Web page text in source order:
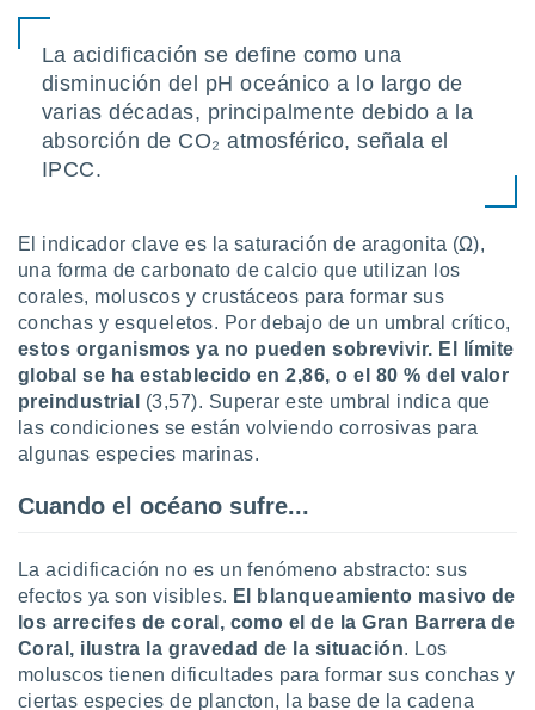
mediante
publicidad
1199
La acidificación se define como una
disminución del pH oceánico a lo largo de
varias décadas, principalmente debido a la
absorción de CO₂ atmosférico, señala el
IPCC.
El indicador clave es la saturación de aragonita (Ω),
una forma de carbonato de calcio que utilizan los
corales, moluscos y crustáceos para formar sus
conchas y esqueletos. Por debajo de un umbral crítico,
estos organismos ya no pueden sobrevivir. El límite
global se ha establecido en 2,86, o el 80 % del valor
preindustrial
(3,57). Superar este umbral indica que
las condiciones se están volviendo corrosivas para
algunas especies marinas.
Cuando el océano sufre...
La acidificación no es un fenómeno abstracto: sus
efectos ya son visibles. El blanqueamiento masivo de
los arrecifes de coral, como el de la Gran Barrera de
Coral, ilustra la gravedad de la situación. Los
moluscos tienen dificultades para formar sus conchas y
ciertas especies de plancton, la base de la cadena